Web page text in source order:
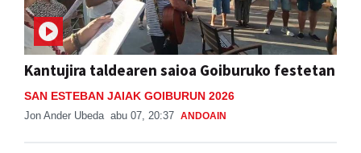
Kantujira taldearen saioa Goiburuko festetan
SAN ESTEBAN JAIAK GOIBURUN 2026
Jon Ander Ubeda abu 07, 20:37 ANDOAIN